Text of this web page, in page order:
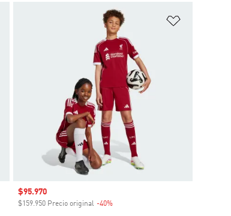
Añadir a la lista de deseos
Precio de venta
$95.970
$159.950 Precio original -40%Descuento